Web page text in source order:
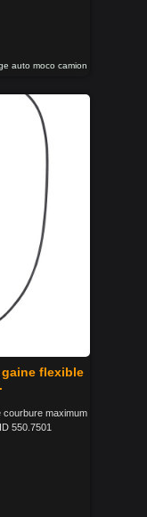
auto moco camion
flexible
courbure maximum
550.7501